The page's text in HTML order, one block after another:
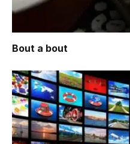
Bout a bout